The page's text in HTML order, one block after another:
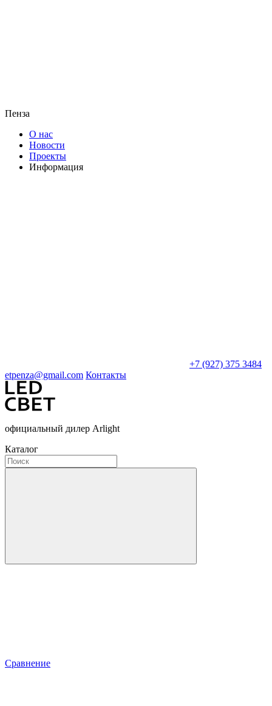
Пенза
О нас
Новости
Проекты
Информация
+7 (927) 375 3484
etpenza@gmail.com Контакты
официальный дилер Arlight
Каталог
Сравнение